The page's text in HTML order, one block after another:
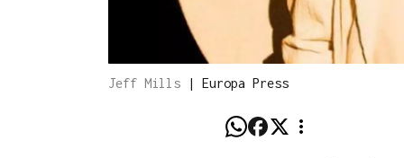
Jeff Mills | Europa Press